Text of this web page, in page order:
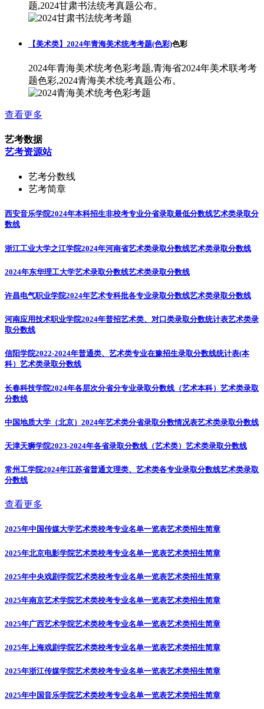
题,2024甘肃书法统考真题公布。
【美术类】2024年青海美术统考考题(色彩)色彩
2024年青海美术统考色彩考题,青海省2024年美术联考考
题色彩,2024青海美术统考真题公布。
查看更多
艺考数据
艺考资源站
艺考分数线
艺考简章
西安音乐学院2024年本科招生非校考专业分省录取最低分数线艺术类录取分
数线
浙江工业大学之江学院2024年河南省艺术类录取分数线艺术类录取分数线
2024年东华理工大学艺术录取分数线艺术类录取分数线
许昌电气职业学院2024年艺术专科批各专业录取分数线艺术类录取分数线
河南应用技术职业学院2024年普招艺术类、对口类录取分数统计表艺术类录
取分数线
信阳学院2022-2024年普通类、艺术类专业在豫招生录取分数线统计表(本
科） 艺术类录取分数线
长春科技学院2024年各层次分省分专业录取分数线（艺术本科） 艺术类录取
分数线
中国地质大学（北京）2024年艺术类分省录取分数情况表艺术类录取分数线
天津天狮学院2023-2024年各省录取分数线（艺术类） 艺术类录取分数线
常州工学院2024年江苏省普通文理类、艺术类各专业录取分数线艺术类录取
分数线
查看更多
2025年中国传媒大学艺术类校考专业名单一览表艺术类招生简章
2025年北京电影学院艺术类校考专业名单一览表艺术类招生简章
2025年中央戏剧学院艺术类校考专业名单一览表艺术类招生简章
2025年南京艺术学院艺术类校考专业名单一览表艺术类招生简章
2025年广西艺术学院艺术类校考专业名单一览表艺术类招生简章
2025年上海戏剧学院艺术类校考专业名单一览表艺术类招生简章
2025年浙江传媒学院艺术类校考专业名单一览表艺术类招生简章
2025年中国音乐学院艺术类校考专业名单一览表艺术类招生简章